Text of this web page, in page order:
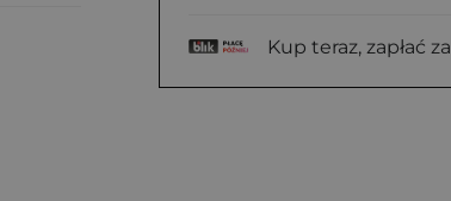
Kup teraz, zapłać za